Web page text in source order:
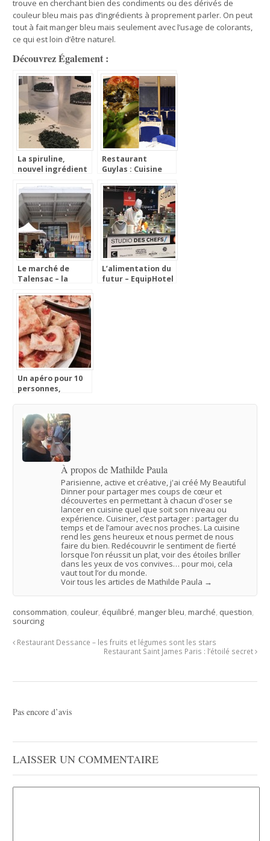
trouve en cherchant bien des condiments ou des dérivés de
couleur bleu mais pas d’ingrédients à proprement parler. On peut
tout à fait manger bleu mais seulement avec l’usage de colorants,
ce qui est loin d’être naturel.
Découvrez Également :
La spiruline,
nouvel ingrédient
Restaurant
Guylas : Cuisine
Le marché de
Talensac – la
Nantes
L’alimentation du
futur – EquipHotel
Un apéro pour 10
personnes,
À propos de Mathilde Paula
Parisienne, active et créative, j'ai créé My Beautiful
Dinner pour partager mes coups de cœur et
découvertes en permettant à chacun d'oser se
lancer en cuisine quel que soit son niveau ou
expérience. Cuisiner, c’est partager : partager du
temps et de l’amour avec nos proches. La cuisine
rend les gens heureux et nous permet de nous
faire du bien. Redécouvrir le sentiment de fierté
lorsque l’on réussit un plat, voir des étoiles briller
dans les yeux de vos convives… pour moi, cela
vaut tout l’or du monde.
Voir tous les articles de Mathilde Paula →
consommation, couleur, équilibré,manger bleu,marché, question,
sourcing
Restaurant Dessance – les fruits et légumes sont les stars
Restaurant Saint James Paris : l’étoilé secret
Pas encore d’avis
LAISSER UN COMMENTAIRE